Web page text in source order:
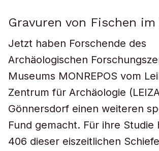
Gravuren von Fischen im
Jetzt haben Forschende des
Archäologischen
Museums MONREPOS vom
Zentrum für Archäologie
Gönnersdorf einen weiteren
Fund gemacht. Für ihre Studie
406 dieser eiszeitlichen